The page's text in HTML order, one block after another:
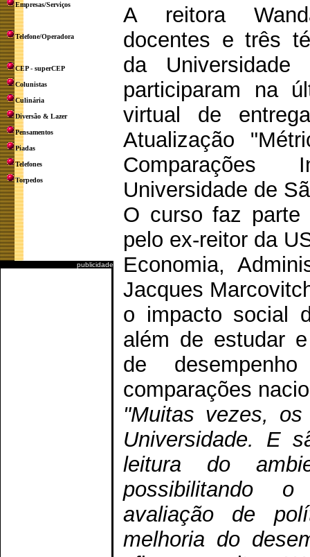
Empresas/Serviços
Telefone/Operadora
CEP - superCEP
Colunistas
Culinária
Diversão & Lazer
Pensamentos
Piadas
Telefones
Torpedos
publicidade
A reitora
docentes e três
da
participaram na
virtual de
Atualização
Comparações
Universidade de
O curso faz parte
pelo ex-reitor da
Economia,
Jacques
o impacto social
além de estudar
de
comparações
"Muitas vezes,
Universidade. E
leitura do
possibilitando o
avaliação de
melhoria do